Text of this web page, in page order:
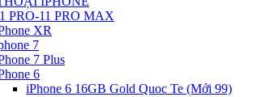
PRO-11 PRO MAX
XR
7
7 Plus
6
iPhone 6 16GB Gold Quoc Te (Mới 99)